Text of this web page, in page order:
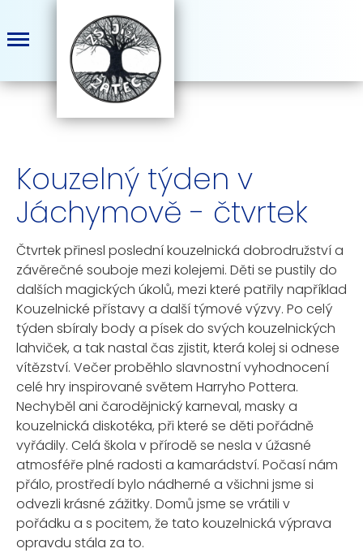
Kouzelný týden v
Jáchymově - čtvrtek
Čtvrtek přinesl poslední kouzelnická dobrodružství a
závěrečné souboje mezi kolejemi. Děti se pustily do
dalších magických úkolů, mezi které patřily například
Kouzelnické přístavy a další týmové výzvy. Po celý
týden sbíraly body a písek do svých kouzelnických
lahviček, a tak nastal čas zjistit, která kolej si odnese
vítězství. Večer proběhlo slavnostní vyhodnocení
celé hry inspirované světem Harryho Pottera.
Nechyběl ani čarodějnický karneval, masky a
kouzelnická diskotéka, při které se děti pořádně
vyřádily. Celá škola v přírodě se nesla v úžasné
atmosféře plné radosti a kamarádství. Počasí nám
přálo, prostředí bylo nádherné a všichni jsme si
odvezli krásné zážitky. Domů jsme se vrátili v
pořádku a s pocitem, že tato kouzelnická výprava
opravdu stála za to.